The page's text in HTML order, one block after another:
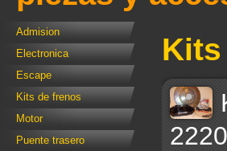
Admision
Electronica
Escape
Kits de frenos
Motor
Puente trasero